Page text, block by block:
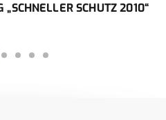
„SCHNELLER SCHUTZ 2010“